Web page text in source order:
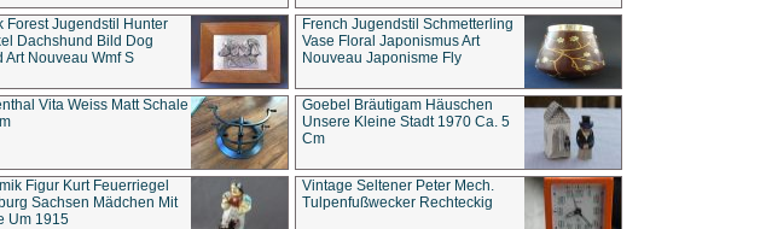
Forest Jugendstil Hunter
Dachshund Bild Dog
Art Nouveau Wmf S
French Jugendstil Schmetterling
Vase Floral Japonismus Art
Nouveau Japonisme Fly
Vita Weiss Matt Schale
Goebel Bräutigam Häuschen
Unsere Kleine Stadt 1970 Ca. 5
Cm
Figur Kurt Feuerriegel
Sachsen Mädchen Mit
Um 1915
Vintage Seltener Peter Mech.
Tulpenfußwecker Rechteckig